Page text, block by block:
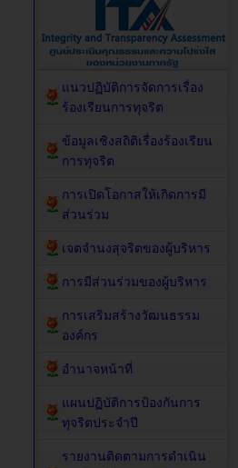
แนวปฏิบัติการจัดการเรื่อง
ร้องเรียนการทุจริต
ข้อมูลเชิงสถิติเรื่องร้องเรียน
การทุจริต
การเปิดโอกาสให้เกิดการมี
ส่วนร่วม
เจตจำนงสุจริตของผู้บริหาร
การมีส่วนร่วมของผู้บริหาร
การเสริมสร้างวัฒนธรรม
องค์กร
อำนาจหน้าที่
แผนปฏิบัติการป้องกันการ
ทุจริตประจำปี
รายงานติดตามการดำเนิน